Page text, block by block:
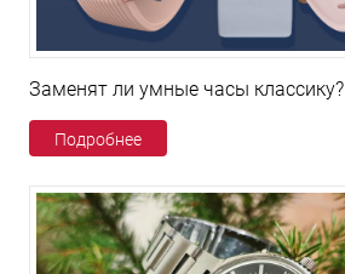
Заменят ли умные часы классику?
Подробнее